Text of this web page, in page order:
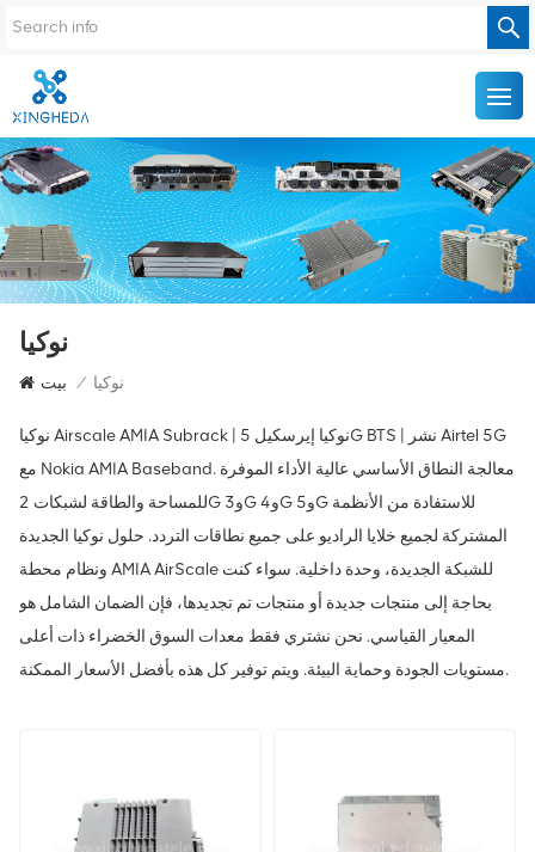
نوكيا
بيت / نوكيا
نوكيا Airscale AMIA Subrack | نوكيا إيرسكيل 5G BTS | نشر Airtel 5G
مع Nokia AMIA Baseband. معالجة النطاق الأساسي عالية الأداء الموفرة
للمساحة والطاقة لشبكات 2G و3G و4G و5G للاستفادة من الأنظمة
المشتركة لجميع خلايا الراديو على جميع نطاقات التردد. حلول نوكيا الجديدة
ونظام محطة AMIA AirScale للشبكة الجديدة، وحدة داخلية. سواء كنت
بحاجة إلى منتجات جديدة أو منتجات تم تجديدها، فإن الضمان الشامل هو
المعيار القياسي. نحن نشتري فقط معدات السوق الخضراء ذات أعلى
مستويات الجودة وحماية البيئة. ويتم توفير كل هذه بأفضل الأسعار الممكنة.